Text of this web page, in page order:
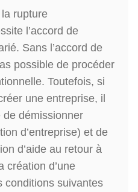
rupture
l’accord de
Sans l’accord de
possible de procéder
Toutefois, si
une entreprise, il
démissionner
d’entreprise) et de
d’aide au retour à
création d’une
conditions suivantes